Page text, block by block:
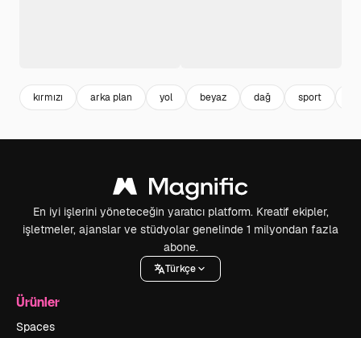
kırmızı arka plan yol beyaz dağ sport
En iyi işlerini yöneteceğin yaratıcı platform. Kreatif ekipler,
işletmeler, ajanslar ve stüdyolar genelinde 1 milyondan fazla
abone.
Türkçe
Ürünler
Spaces